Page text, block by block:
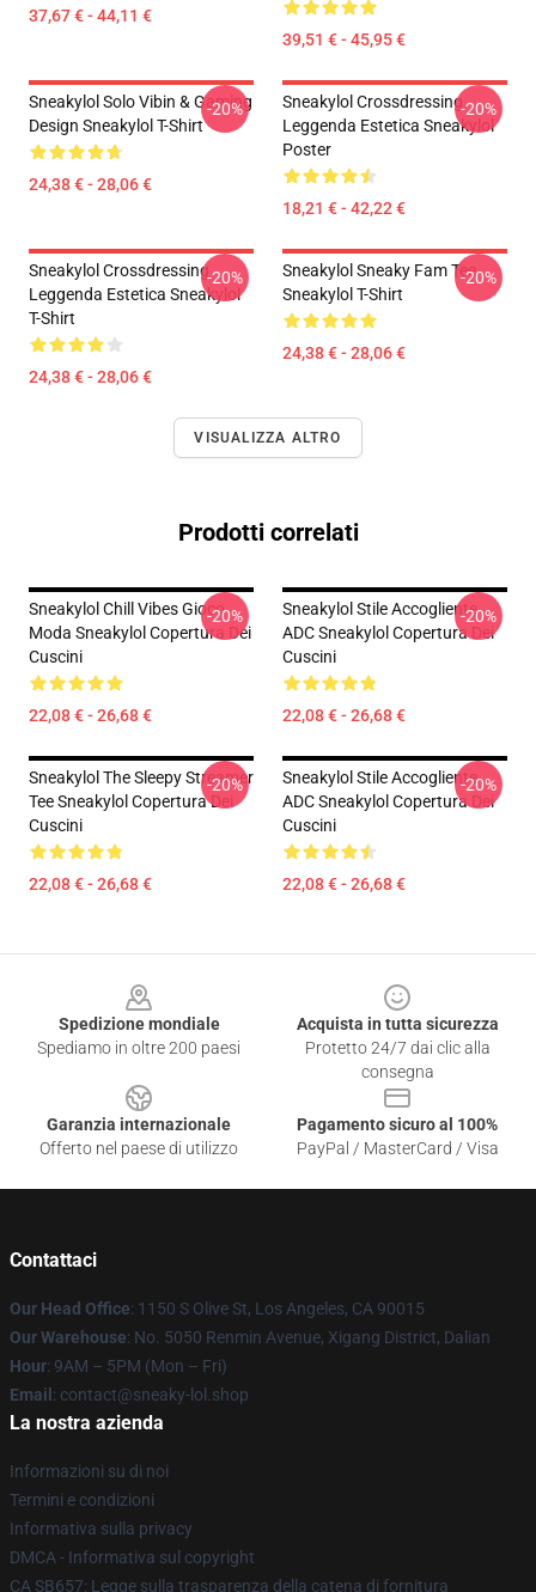
37,67 € - 44,11 €
39,51 € - 45,95 €
Sneakylol Solo Vibin & Gaming
Design Sneakylol T-Shirt
24,38 € - 28,06 €
-20%
Sneakylol Crossdressing
Leggenda Estetica Sneakylol
Poster
18,21 € - 42,22 €
-20%
Sneakylol Crossdressing
Leggenda Estetica Sneakylol
T-Shirt
24,38 € - 28,06 €
-20%
Sneakylol Sneaky Fam Tee
Sneakylol T-Shirt
24,38 € - 28,06 €
-20%
VISUALIZZA ALTRO
Prodotti correlati
Sneakylol Chill Vibes Gioco
Moda Sneakylol Copertura Dei
Cuscini
22,08 € - 26,68 €
-20%
Sneakylol Stile Accogliente
ADC Sneakylol Copertura Dei
Cuscini
22,08 € - 26,68 €
-20%
Sneakylol The Sleepy Streamer
Tee Sneakylol Copertura Dei
Cuscini
22,08 € - 26,68 €
-20%
Sneakylol Stile Accogliente
ADC Sneakylol Copertura Dei
Cuscini
22,08 € - 26,68 €
-20%
Spedizione mondiale
Spediamo in oltre 200 paesi
Acquista in tutta sicurezza
Protetto 24/7 dai clic alla
consegna
Garanzia internazionale
Offerto nel paese di utilizzo
Pagamento sicuro al 100%
PayPal / MasterCard / Visa
Contattaci
Our Head Office: 1150 S Olive St, Los Angeles, CA 90015
Our Warehouse: No. 5050 Renmin Avenue, Xigang District, Dalian
Hour: 9AM – 5PM (Mon – Fri)
Email : contact@sneaky-lol.shop
La nostra azienda
Informazioni su di noi
Termini e condizioni
Informativa sulla privacy
DMCA - Informativa sul copyright
CA SB657: Legge sulla trasparenza della catena di fornitura